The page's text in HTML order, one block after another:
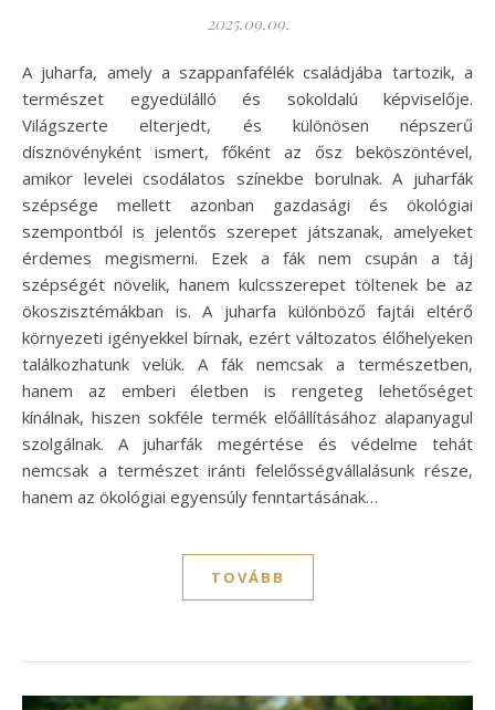
2025.09.09.
A juharfa, amely a szappanfafélék családjába tartozik, a
természet egyedülálló és sokoldalú képviselője.
Világszerte elterjedt, és különösen népszerű
dísznövényként ismert, főként az ősz beköszöntével,
amikor levelei csodálatos színekbe borulnak. A juharfák
szépsége mellett azonban gazdasági és ökológiai
szempontból is jelentős szerepet játszanak, amelyeket
érdemes megismerni. Ezek a fák nem csupán a táj
szépségét növelik, hanem kulcsszerepet töltenek be az
ökoszisztémákban is. A juharfa különböző fajtái eltérő
környezeti igényekkel bírnak, ezért változatos élőhelyeken
találkozhatunk velük. A fák nemcsak a természetben,
hanem az emberi életben is rengeteg lehetőséget
kínálnak, hiszen sokféle termék előállításához alapanyagul
szolgálnak. A juharfák megértése és védelme tehát
nemcsak a természet iránti felelősségvállalásunk része,
hanem az ökológiai egyensúly fenntartásának…
TOVÁBB